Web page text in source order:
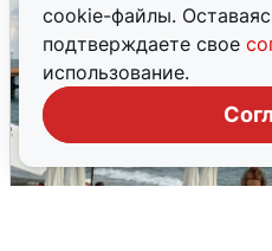
cookie-файлы.
подтверждаете свое
использование.